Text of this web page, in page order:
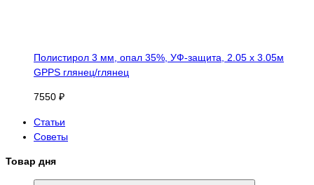
Полистирол 3 мм, опал 35%, УФ-защита, 2.05 х 3.05м
GPPS глянец/глянец
7550 ₽
Статьи
Советы
Товар дня